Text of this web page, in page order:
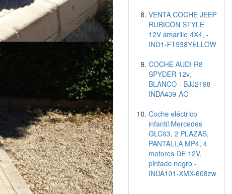
VENTA COCHE JEEP
RUBICÓN STYLE
12V amarillo 4X4, -
IND1-FT938YELLOW
COCHE AUDI R8
SPYDER 12v,
BLANCO - BJJ2198 -
INDA439-AC
Coche eléctrico
infantil Mercedes
GLC63, 2 PLAZAS,
PANTALLA MP4, 4
motores DE 12V,
pintado negro -
INDA101-XMX-608zw